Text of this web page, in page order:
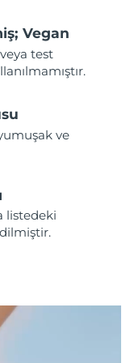
Vegan
test
ve
listedeki
teslim tarihi8/11/26
teslim tarihi8/11/26
tarihi
teslim tarihi
teslim tarihi